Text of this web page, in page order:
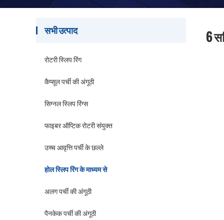
सभी उत्पाद
रोटरी स्लिप रिंग
कैप्सूल पर्ची की अंगूठी
सिग्नल स्लिप रिंग्स
फाइबर ऑप्टिक रोटरी संयुक्त
उच्च आवृत्ति पर्ची के छल्ले
होल स्लिप रिंग के माध्यम से
अलग पर्ची की अंगूठी
पैनकेक पर्ची की अंगूठी
6